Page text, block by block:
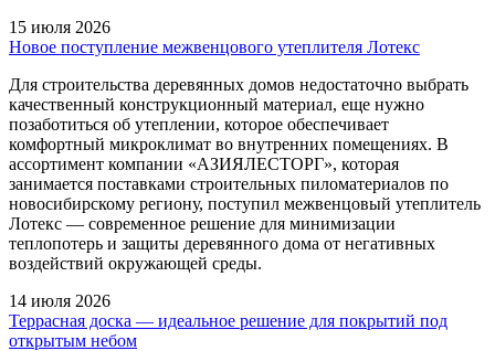
15 июля 2026
Новое поступление межвенцового утеплителя Лотекс
Для строительства деревянных домов недостаточно выбрать
качественный конструкционный материал, еще нужно
позаботиться об утеплении, которое обеспечивает
комфортный микроклимат во внутренних помещениях. В
ассортимент компании «АЗИЯЛЕСТОРГ», которая
занимается поставками строительных пиломатериалов по
новосибирскому региону, поступил межвенцовый утеплитель
Лотекс — современное решение для минимизации
теплопотерь и защиты деревянного дома от негативных
воздействий окружающей среды.
14 июля 2026
Террасная доска — идеальное решение для покрытий под
открытым небом